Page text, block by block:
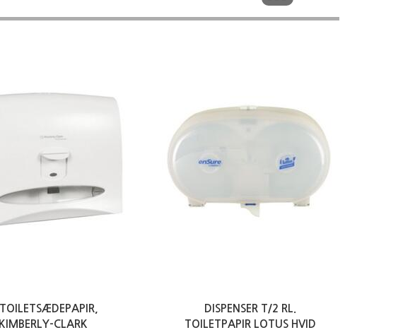
KIMBERLY-CLARK
DISPENSER T/2 RL.
TOILETPAPIR LOTUS HVID